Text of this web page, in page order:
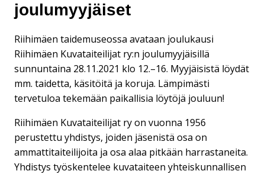
joulumyyjäiset
Riihimäen taidemuseossa avataan joulukausi
Riihimäen Kuvataiteilijat ry:n joulumyyjäisillä
sunnuntaina 28.11.2021 klo 12.–16. Myyjäisistä löydät
mm. taidetta, käsitöitä ja koruja. Lämpimästi
tervetuloa tekemään paikallisia löytöjä jouluun!
Riihimäen Kuvataiteilijat ry on vuonna 1956
perustettu yhdistys, joiden jäsenistä osa on
ammattitaiteilijoita ja osa alaa pitkään harrastaneita.
Yhdistys työskentelee kuvataiteen yhteiskunnallisen